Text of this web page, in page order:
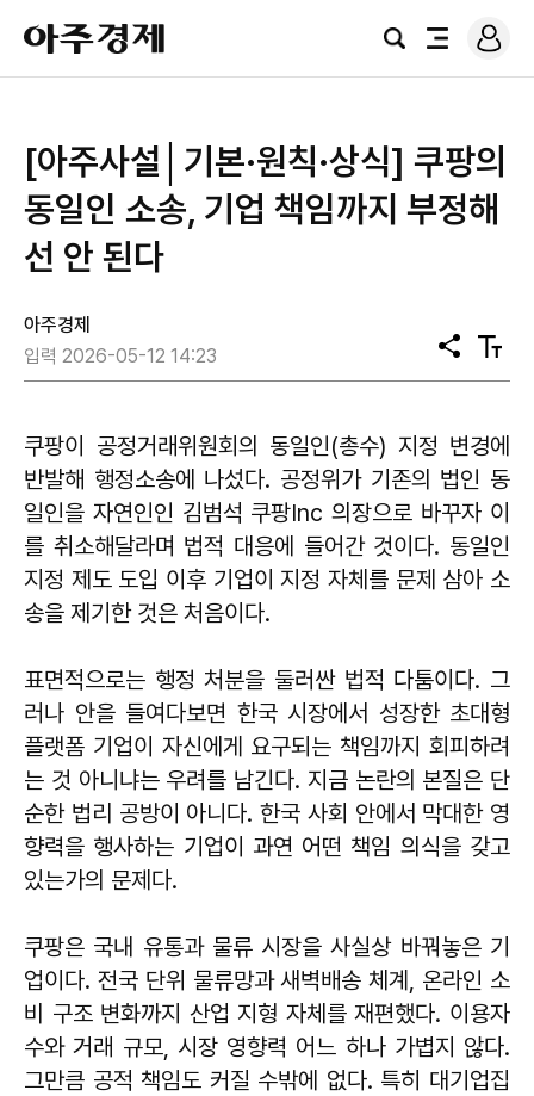
아
주
경
검
전
로
그
[아주사설│기본·원칙·상식] 쿠팡의
동일인 소송, 기업 책임까지 부정해
선 안 된다
아주경제
입력 2026-05-12 14:23
공
유
텍
스
기
쿠팡이 공정거래위원회의 동일인(총수) 지정 변경에
반발해 행정소송에 나섰다. 공정위가 기존의 법인 동
일인을 자연인인 김범석 쿠팡Inc 의장으로 바꾸자 이
를 취소해달라며 법적 대응에 들어간 것이다. 동일인
지정 제도 도입 이후 기업이 지정 자체를 문제 삼아 소
송을 제기한 것은 처음이다.
표면적으로는 행정 처분을 둘러싼 법적 다툼이다. 그
러나 안을 들여다보면 한국 시장에서 성장한 초대형
플랫폼 기업이 자신에게 요구되는 책임까지 회피하려
는 것 아니냐는 우려를 남긴다. 지금 논란의 본질은 단
순한 법리 공방이 아니다. 한국 사회 안에서 막대한 영
향력을 행사하는 기업이 과연 어떤 책임 의식을 갖고
있는가의 문제다.
쿠팡은 국내 유통과 물류 시장을 사실상 바꿔놓은 기
업이다. 전국 단위 물류망과 새벽배송 체계, 온라인 소
비 구조 변화까지 산업 지형 자체를 재편했다. 이용자
수와 거래 규모, 시장 영향력 어느 하나 가볍지 않다.
그만큼 공적 책임도 커질 수밖에 없다. 특히 대기업집